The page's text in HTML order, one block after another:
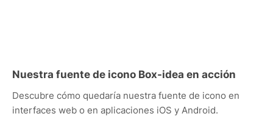
Nuestra fuente de icono Box-idea en acción
Descubre cómo quedaría nuestra fuente de icono en
interfaces web o en aplicaciones iOS y Android.